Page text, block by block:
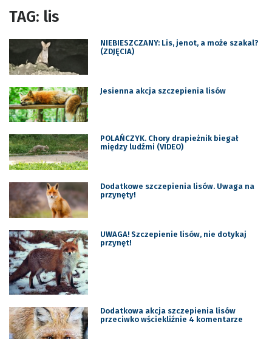
TAG: lis
NIEBIESZCZANY: Lis, jenot, a może szakal?
(ZDJĘCIA)
Jesienna akcja szczepienia lisów
POLAŃCZYK. Chory drapieżnik biegał
między ludźmi (VIDEO)
Dodatkowe szczepienia lisów. Uwaga na
przynęty!
UWAGA! Szczepienie lisów, nie dotykaj
przynęt!
Dodatkowa akcja szczepienia lisów
przeciwko wściekliźnie 4 komentarze